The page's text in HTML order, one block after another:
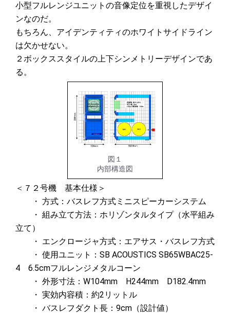
小型フルレンジユニットの音像定位を重視したデザイ
ンなのだ。
もちろん、アイデンティティのホワイトサイドライン
は欠かせない。
２ボックススタイルの上下シンメトリーデザインであ
る。
図１
内部構造図
＜７２号機 基本仕様＞
・ 方式：バスレフ方式ミニスピーカーシステム
・ 組み立て方法：ホリゾンタルタイプ（水平組み
立て）
・ エンクロージャ方式：エアサス・バスレフ方式
・ 使用ユニット：SB ACOUSTICS SB65WBAC25-
4 6.5cmフルレンジメタルコーン
・ 外形寸法：W104mm H244mm D182.4mm
・ 実効内容積：約2リットル
・ バスレフダクト長：9cm（設計値）